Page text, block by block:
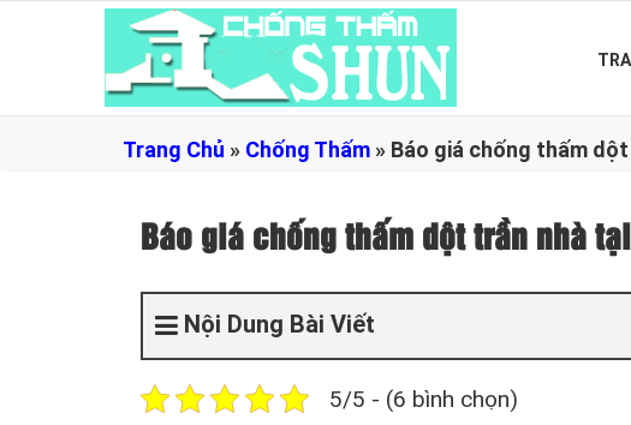
Trang Chủ » Chống Thấm » Báo giá chống thấm
Báo giá chống thấm dột trần nhà
Nội Dung Bài Viết
5/5 - (6 bình chọn)